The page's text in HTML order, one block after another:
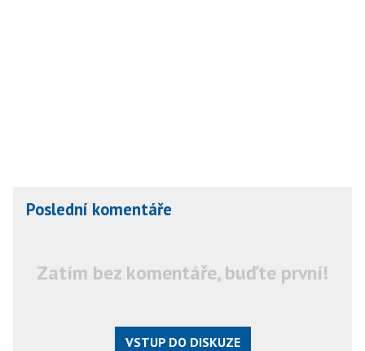
Poslední komentáře
Zatím bez komentáře, buďte první!
VSTUP DO DISKUZE